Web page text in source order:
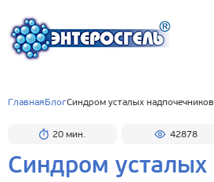
Главная БлогСиндром усталых надпочечников
20 мин. 42878
Синдром усталых